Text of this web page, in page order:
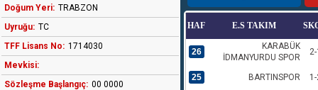
Doğum Yeri: TRABZON
Uyruğu: TC
TFF Lisans No: 1714030
Mevkisi:
Sözleşme Başlangıç: 00 0000
HAF E.S TAKIM
26
KARABÜK
İDMANYURDU SPOR
25 BARTINSPOR